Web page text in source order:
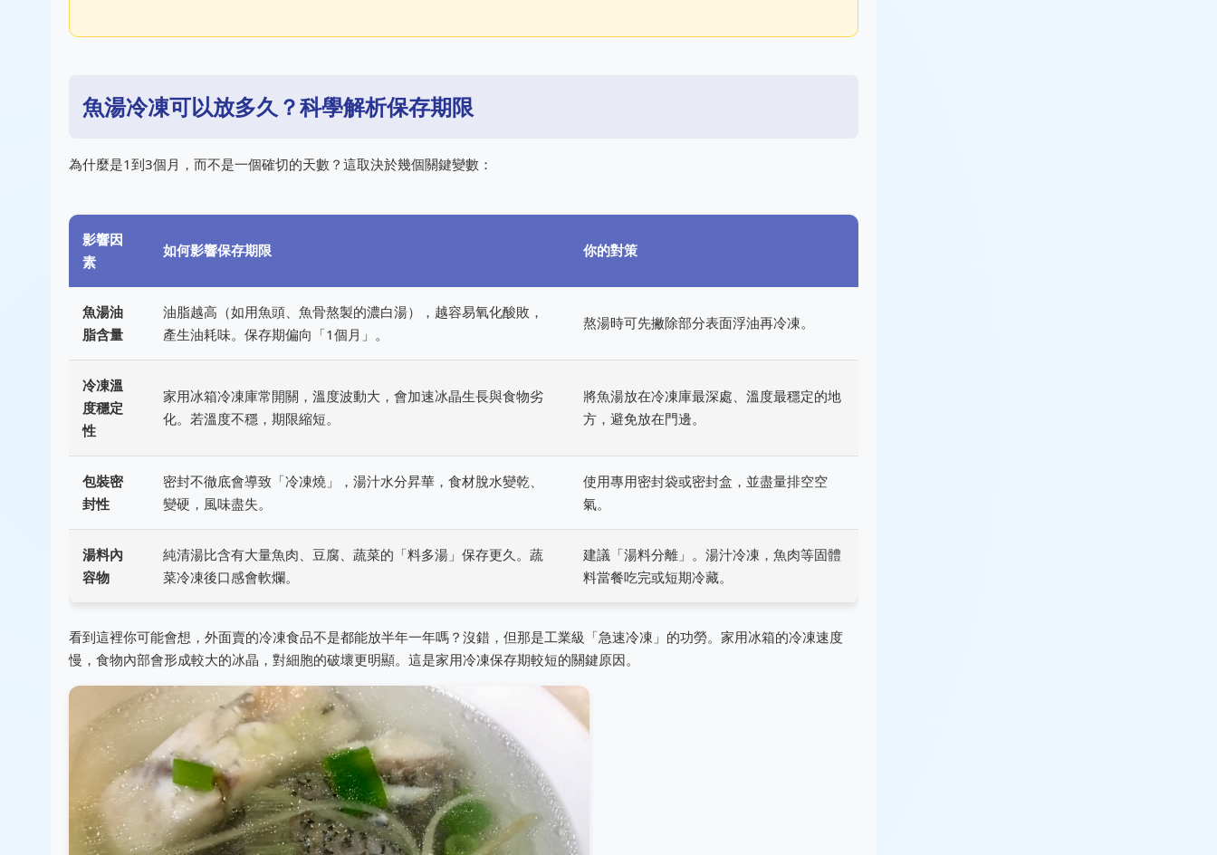
魚湯冷凍可以放多久？科學解析保存期限
為什麼是1到3個月，而不是一個確切的天數？這取決於幾個關鍵變數：
影響因
素
如何影響保存期限 你的對策
魚湯油
脂含量
油脂越高（如用魚頭、魚骨熬製的濃白湯），越容易氧化酸敗，
產生油耗味。保存期偏向「1個月」。
熬湯時可先撇除部分表面浮油再冷凍。
冷凍溫
度穩定
性
家用冰箱冷凍庫常開關，溫度波動大，會加速冰晶生長與食物劣
化。若溫度不穩，期限縮短。
將魚湯放在冷凍庫最深處、溫度最穩定的地
方，避免放在門邊。
包裝密
封性
密封不徹底會導致「冷凍燒」，湯汁水分昇華，食材脫水變乾、
變硬，風味盡失。
使用專用密封袋或密封盒，並盡量排空空
氣。
湯料內
容物
純清湯比含有大量魚肉、豆腐、蔬菜的「料多湯」保存更久。蔬
菜冷凍後口感會軟爛。
建議「湯料分離」。湯汁冷凍，魚肉等固體
料當餐吃完或短期冷藏。
看到這裡你可能會想，外面賣的冷凍食品不是都能放半年一年嗎？沒錯，但那是工業級「急速冷凍」的功勞。家用冰箱的冷凍速度
慢，食物內部會形成較大的冰晶，對細胞的破壞更明顯。這是家用冷凍保存期較短的關鍵原因。